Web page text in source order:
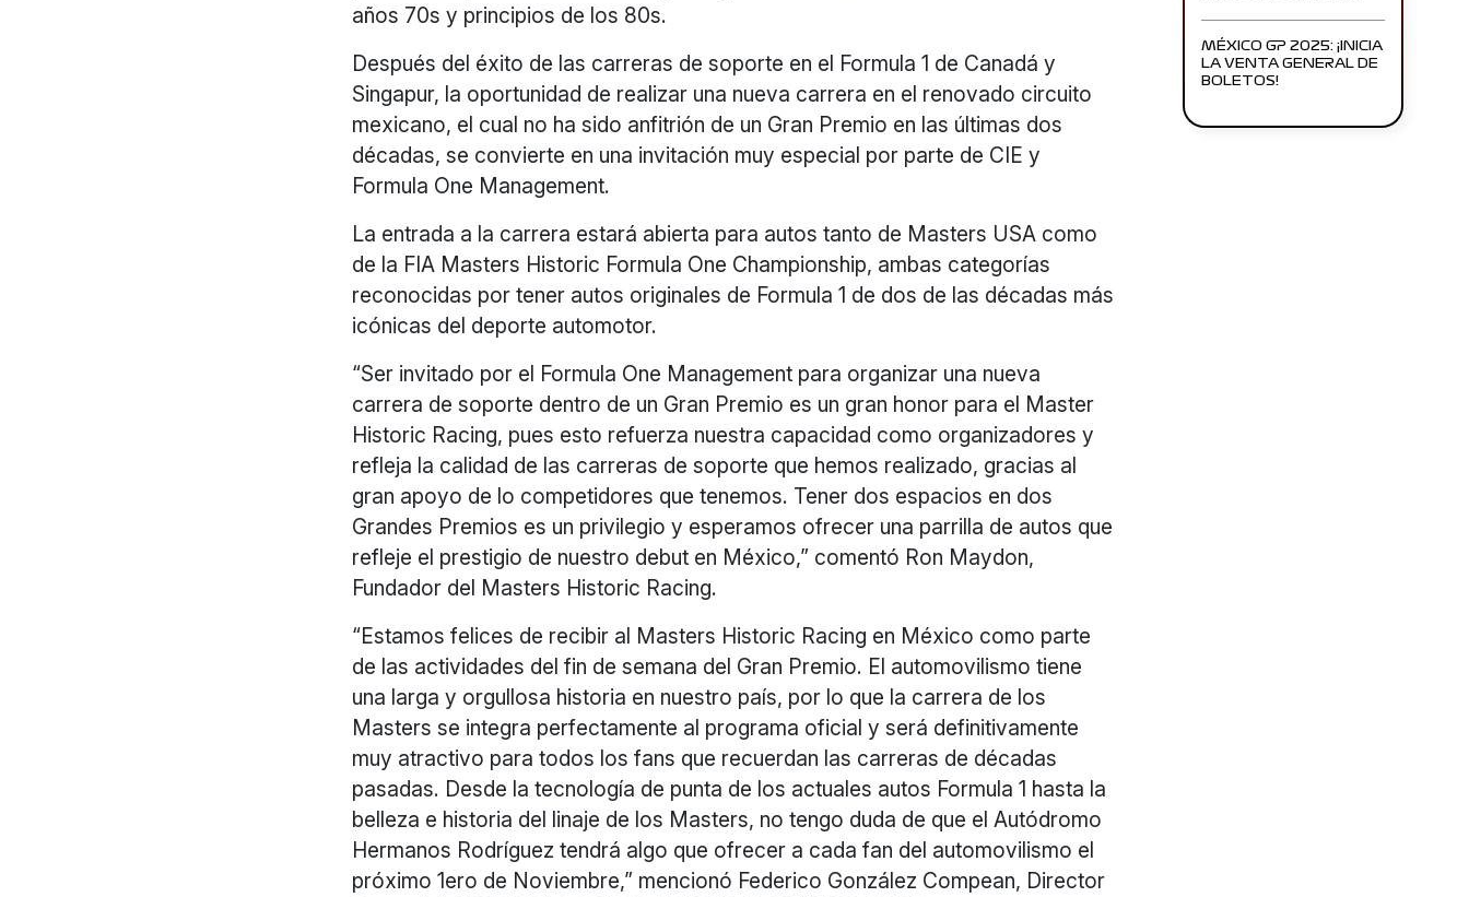
años 70s y principios de los 80s.
Después del éxito de las carreras de soporte en el Formula 1 de Canadá y
Singapur, la oportunidad de realizar una nueva carrera en el renovado circuito
mexicano, el cual no ha sido anfitrión de un Gran Premio en las últimas dos
décadas, se convierte en una invitación muy especial por parte de CIE y
Formula One Management.
La entrada a la carrera estará abierta para autos tanto de Masters USA como
de la FIA Masters Historic Formula One Championship, ambas categorías
reconocidas por tener autos originales de Formula 1 de dos de las décadas más
icónicas del deporte automotor.
“Ser invitado por el Formula One Management para organizar una nueva
carrera de soporte dentro de un Gran Premio es un gran honor para el Master
Historic Racing, pues esto refuerza nuestra capacidad como organizadores y
refleja la calidad de las carreras de soporte que hemos realizado, gracias al
gran apoyo de lo competidores que tenemos. Tener dos espacios en dos
Grandes Premios es un privilegio y esperamos ofrecer una parrilla de autos que
refleje el prestigio de nuestro debut en México,” comentó Ron Maydon,
Fundador del Masters Historic Racing.
“Estamos felices de recibir al Masters Historic Racing en México como parte
de las actividades del fin de semana del Gran Premio. El automovilismo tiene
una larga y orgullosa historia en nuestro país, por lo que la carrera de los
Masters se integra perfectamente al programa oficial y será definitivamente
muy atractivo para todos los fans que recuerdan las carreras de décadas
pasadas. Desde la tecnología de punta de los actuales autos Formula 1 hasta la
belleza e historia del linaje de los Masters, no tengo duda de que el Autódromo
Hermanos Rodríguez tendrá algo que ofrecer a cada fan del automovilismo el
próximo 1ero de Noviembre,” mencionó Federico González Compean, Director
MÉXICO GP 2025: ¡INICIA
LA VENTA GENERAL DE
BOLETOS!